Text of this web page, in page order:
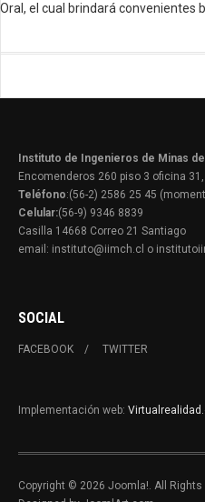
Oral, el cual brindará convenientes
Instituto de Ingenieros de Minas
Encomenderos 260 piso 3 oficina
Teléfono:(56-2) 2586 25 45
Celular:(56-9) 9346 8839
Casilla 14668 Correo 21 Santiago
email: instituto@iimch.cl o
SOCIAL
FACEBOOK TWITTER
Implementación web:
Copyright © 2026 Joomla!. All Rights